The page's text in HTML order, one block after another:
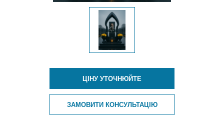
ЦІНУ УТОЧНЮЙТЕ
ЗАМОВИТИ КОНСУЛЬТАЦІЮ